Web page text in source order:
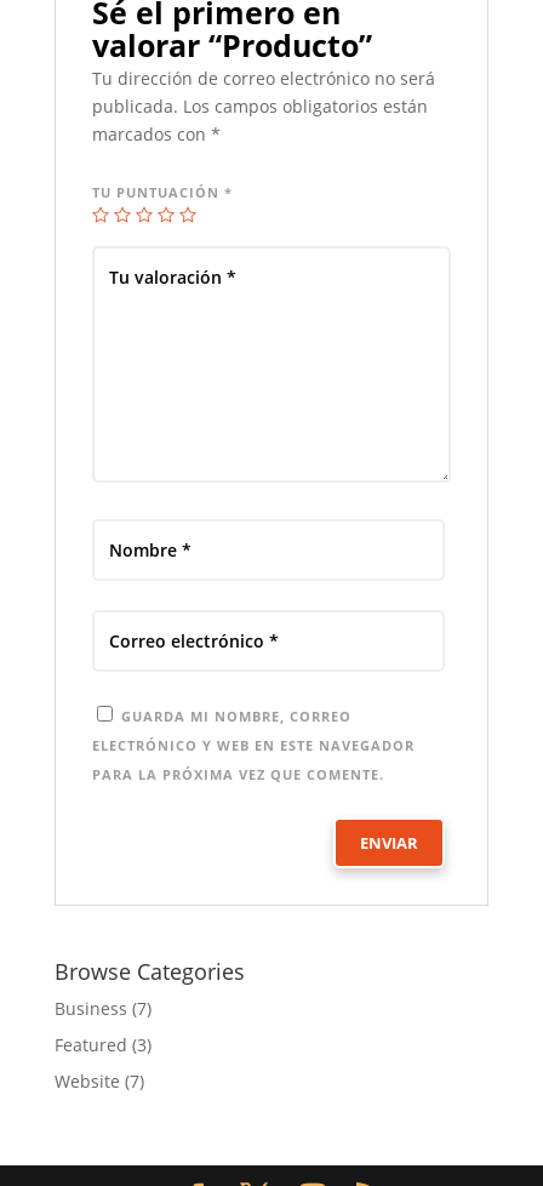
Sé el primero en
valorar “Producto”
Tu dirección de correo electrónico no será
publicada. Los campos obligatorios están
marcados con *
TU PUNTUACIÓN *
GUARDA MI NOMBRE, CORREO
ELECTRÓNICO Y WEB EN ESTE NAVEGADOR
PARA LA PRÓXIMA VEZ QUE COMENTE.
Browse Categories
Business (7)
Featured (3)
Website (7)